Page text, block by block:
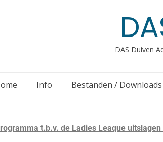
DAS Duiven
Info Bestanden / Downloads
t.b.v. de Ladies Leaque